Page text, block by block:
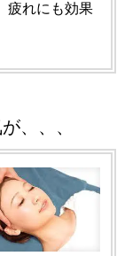
疲れにも効果
、、、